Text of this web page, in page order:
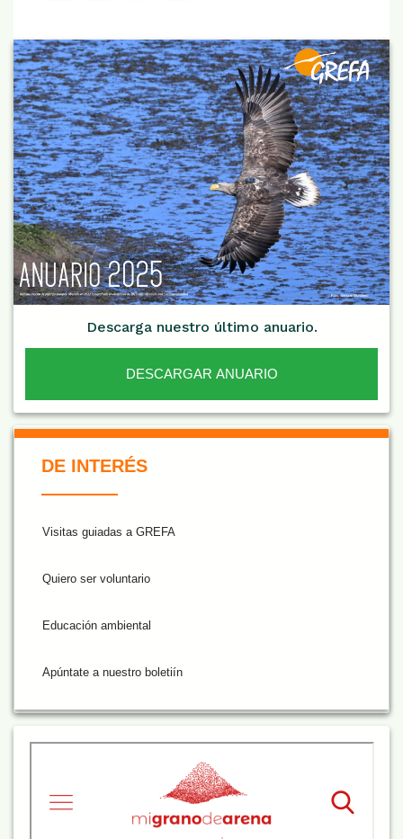
Descarga nuestro último anuario.
DESCARGAR ANUARIO
DE INTERÉS
Visitas guiadas a GREFA
Quiero ser voluntario
Educación ambiental
Apúntate a nuestro boletiín